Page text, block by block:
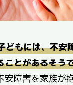
どもには、不安
ことがあるそう
障害を家族が